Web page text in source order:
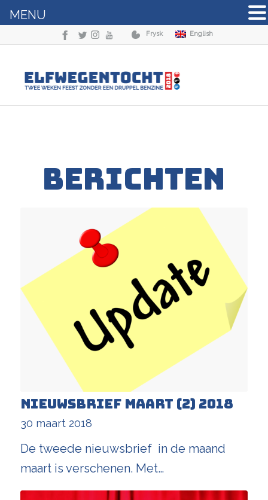
Frysk English
BERICHTEN
Nieuwsbrief maart (2) 2018
30 maart 2018
De tweede nieuwsbrief in de maand
maart is verschenen. Met…
MENU